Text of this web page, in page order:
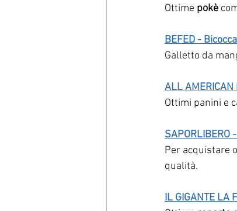
Ottime pokè
BEFED -
Galletto da
ALL
Ottimi panini e
SAPORLIBERO
Per acquistare
qualità.
IL GIGANTE LA